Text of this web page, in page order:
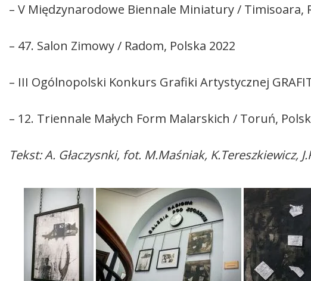
– V Międzynarodowe Biennale Miniatury / Timisoara,
– 47. Salon Zimowy / Radom, Polska 2022
– III Ogólnopolski Konkurs Grafiki Artystycznej
– 12. Triennale Małych Form Malarskich / Toruń,
Tekst: A. Głaczysnki, fot. M.Maśniak, K.Tereszkiewicz,